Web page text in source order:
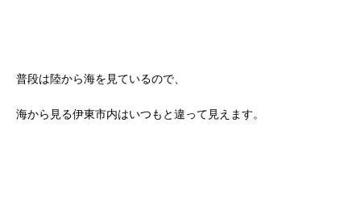
普段は陸から海を見ているので、
海から見る伊東市内はいつもと違って見えます。